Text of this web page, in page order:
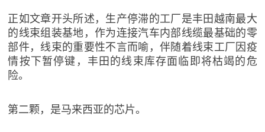
正如文章开头所述，生产停滞的工厂是丰田越南最大
的线束组装基地，作为连接汽车内部线缆最基础的零
部件，线束的重要性不言而喻，伴随着线束工厂因疫
情按下暂停键，丰田的线束库存面临即将枯竭的危
险。
第二颗，是马来西亚的芯片。